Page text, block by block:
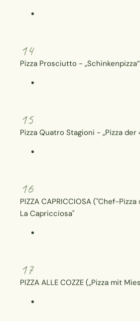
14
Pizza Prosciutto - „Schinkenpizza“
15
Pizza Quatro Stagioni - „Pizza
16
PIZZA CAPRICCIOSA ("Chef-
La Capricciosa"
17
PIZZA ALLE COZZE („Pizza mit